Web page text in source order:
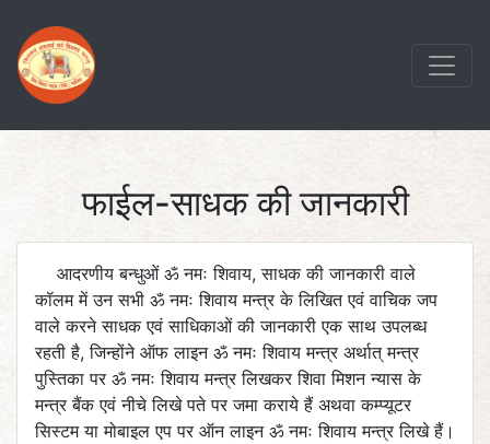
फाईल-साधक की जानकारी
आदरणीय बन्धुओं ॐ नमः शिवाय, साधक की जानकारी वाले
कॉलम में उन सभी ॐ नमः शिवाय मन्त्र के लिखित एवं वाचिक जप
वाले करने साधक एवं साधिकाओं की जानकारी एक साथ उपलब्ध
रहती है, जिन्होंने ऑफ लाइन ॐ नमः शिवाय मन्त्र अर्थात् मन्त्र
पुस्तिका पर ॐ नमः शिवाय मन्त्र लिखकर शिवा मिशन न्यास के
मन्त्र बैंक एवं नीचे लिखे पते पर जमा कराये हैं अथवा कम्प्यूटर
सिस्टम या मोबाइल एप पर ऑन लाइन ॐ नमः शिवाय मन्त्र लिखे हैं।